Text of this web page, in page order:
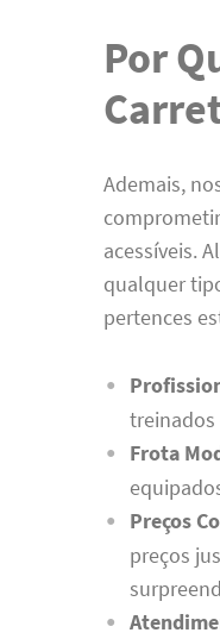
Por
Ademais,
acessíveis.
qualquer
pertences
treinados
Frota
Preços
preços